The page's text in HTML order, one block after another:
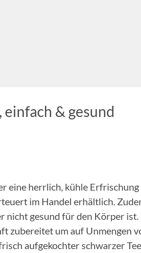
einfach & gesund
eine herrlich, kühle
im Handel erhältlich.
nicht gesund für den Körper
zubereitet um auf Unmengen
aufgekochter schwarzer